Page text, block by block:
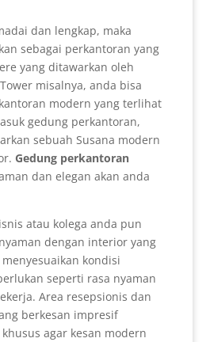
dan lengkap, maka
sebagai perkantoran yang
yang ditawarkan oleh
misalnya, anda bisa
modern yang terlihat
gedung perkantoran,
sebuah Susana modern
Gedung perkantoran
dan elegan akan anda
atau kolega anda pun
dengan interior yang
kondisi
seperti rasa nyaman
Area resepsionis dan
berkesan impresif
agar kesan modern